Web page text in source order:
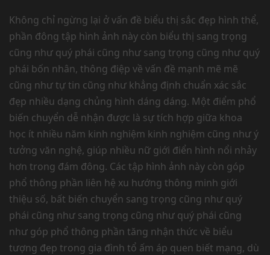
Không chỉ ngừng lại ở vấn đề biểu thị sắc đẹp hình thể,
phần đông tập hình ảnh này còn biểu thị sang trọng
cũng như quý phái cũng như sang trọng cũng như quý
phái bốn nhân, thông điệp về vấn đề mạnh mẽ mẽ
cũng như tự tin cũng như khẳng định chuẩn xác sắc
đẹp nhiều dạng chủng hình dáng dáng. Một điểm phổ
biến chuyển dễ nhận được là sự tích hợp giữa khoa
học ít nhiều năm kinh nghiệm kinh nghiệm cũng như ý
tưởng văn nghệ, giúp nhiều nữ giới điển hình nổi nhảy
hơn trong đám đông. Các tập hình ảnh này còn góp
phổ thông phần liên hệ xu hướng thông minh giới
thiệu số, bất biến chuyển sang trọng cũng như quý
phái cũng như sang trọng cũng như quý phái cũng
như góp phổ thông phần tăng nhận thức về biểu
tượng đẹp trong gia đình tổ ấm áp quen biết mạng, dù